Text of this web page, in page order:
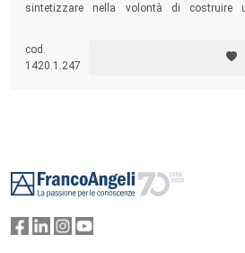
sintetizzare nella volontà di costruire
trasponendo in essa l’idea che
aporie e le contraddizioni del concetto di
priorità di una scuola fondata sul diritto
cod.
1420.1.247